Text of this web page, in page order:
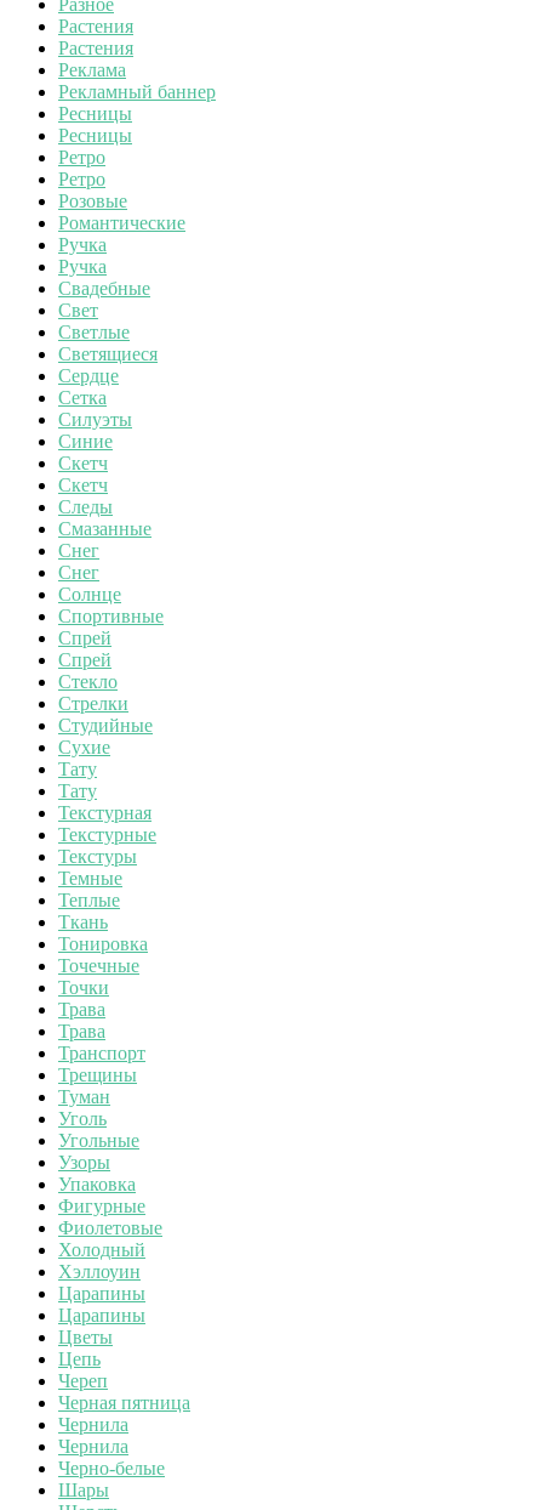
Растения
Растения
Реклама
Рекламный баннер
Ресницы
Ресницы
Ретро
Ретро
Розовые
Романтические
Ручка
Ручка
Свадебные
Свет
Светлые
Светящиеся
Сердце
Сетка
Силуэты
Синие
Скетч
Скетч
Следы
Смазанные
Снег
Снег
Солнце
Спортивные
Спрей
Спрей
Стекло
Стрелки
Студийные
Сухие
Тату
Тату
Текстурная
Текстурные
Текстуры
Темные
Теплые
Ткань
Тонировка
Точечные
Точки
Трава
Трава
Транспорт
Трещины
Туман
Уголь
Угольные
Узоры
Упаковка
Фигурные
Фиолетовые
Холодный
Хэллоуин
Царапины
Царапины
Цветы
Цепь
Череп
Черная пятница
Чернила
Чернила
Черно-белые
Шары